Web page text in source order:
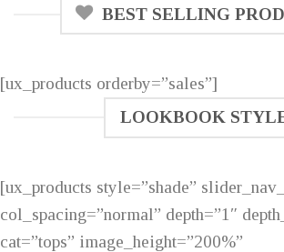
BEST SELLING
[ux_products orderby=”sales”]
LOOKBOOK
[ux_products style=”shade”
col_spacing=”normal” depth=”1″
cat=”tops” image_height=”200%”